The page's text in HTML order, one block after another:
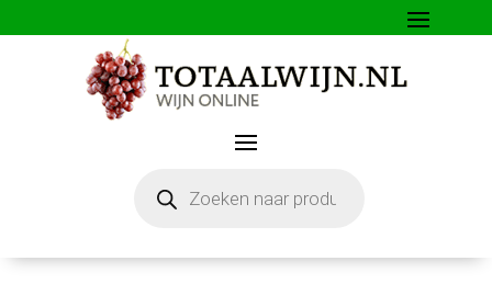
zoeken